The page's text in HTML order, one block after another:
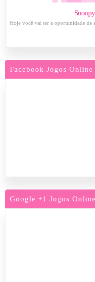
Hoje você vai ter a oportunidade de
Facebook Jogos Online
Google +1 Jogos